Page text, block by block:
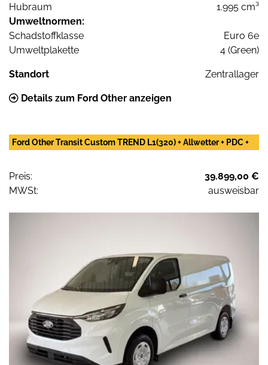
Hubraum
1.995 cm³
Umweltnormen:
Schadstoffklasse
Euro 6e
Umweltplakette
4 (Green)
Standort Zentrallager
Details zum Ford Other anzeigen
Ford Other Transit Custom TREND L1(320) + Allwetter + PDC +
Preis:
39.899,00 €
MWSt:
ausweisbar